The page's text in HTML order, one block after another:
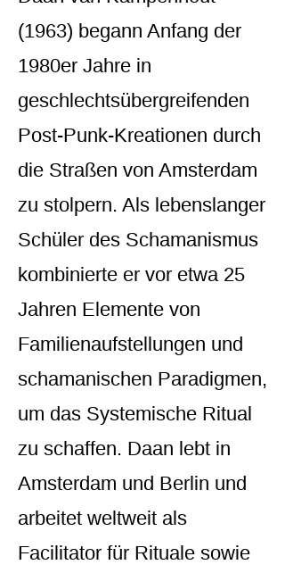
(1963) begann Anfang der
1980er Jahre in
geschlechtsübergreifenden
Post-Punk-Kreationen durch
die Straßen von Amsterdam
zu stolpern. Als lebenslanger
Schüler des Schamanismus
kombinierte er vor etwa 25
Jahren Elemente von
Familienaufstellungen und
schamanischen Paradigmen,
um das Systemische Ritual
zu schaffen. Daan lebt in
Amsterdam und Berlin und
arbeitet weltweit als
Facilitator für Rituale sowie